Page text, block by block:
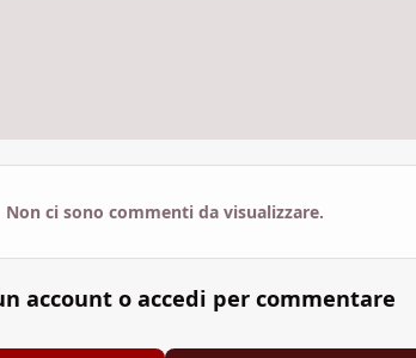
Non ci sono commenti da visualizzare.
account o accedi per commentare